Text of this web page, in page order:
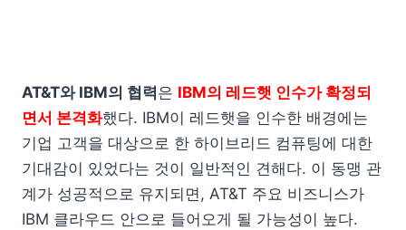
AT&T와 IBM의 협력은 IBM의 레드햇 인수가 확정되
면서 본격화했다. IBM이 레드햇을 인수한 배경에는
기업 고객을 대상으로 한 하이브리드 컴퓨팅에 대한
기대감이 있었다는 것이 일반적인 견해다. 이 동맹 관
계가 성공적으로 유지되면, AT&T 주요 비즈니스가
IBM 클라우드 안으로 들어오게 될 가능성이 높다.